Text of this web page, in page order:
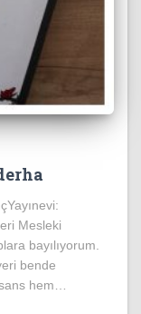
Mesleki
bayılıyorum.
bende
hem…